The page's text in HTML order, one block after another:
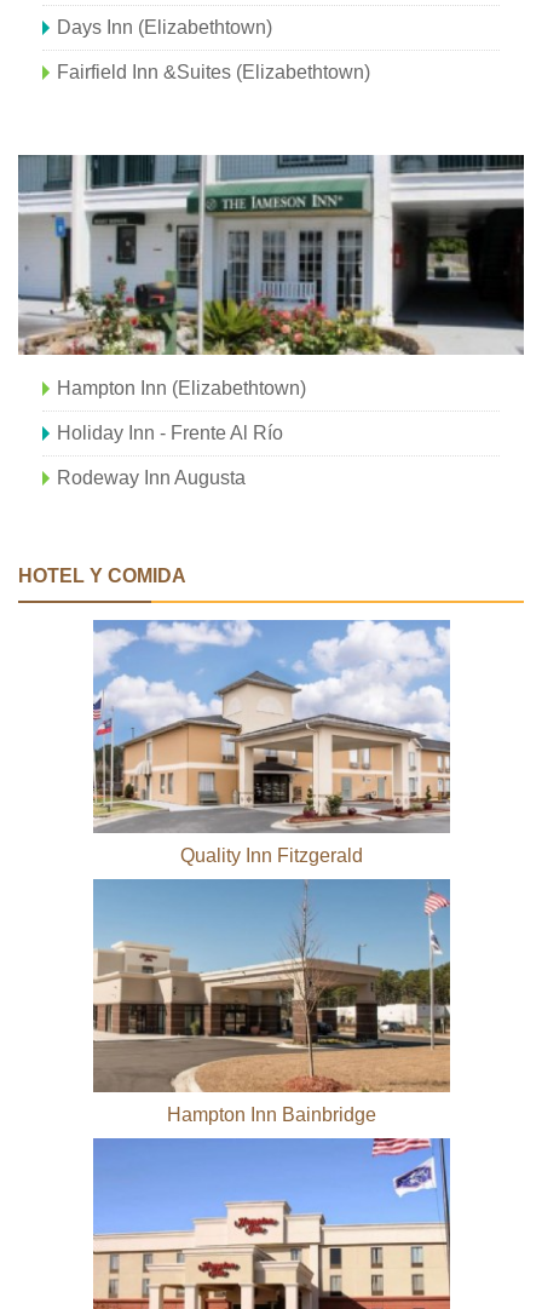
Days Inn (Elizabethtown)
Fairfield Inn &Suites (Elizabethtown)
Hampton Inn (Elizabethtown)
Holiday Inn - Frente Al Río
Rodeway Inn Augusta
HOTEL Y COMIDA
Quality Inn Fitzgerald
Hampton Inn Bainbridge